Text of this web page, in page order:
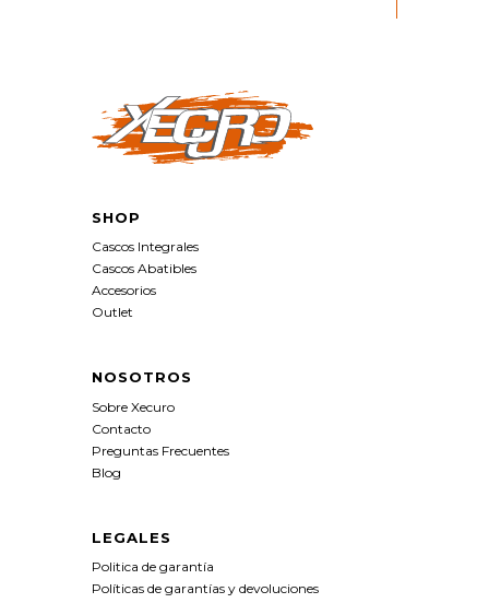
SHOP
Cascos Integrales
Cascos Abatibles
Accesorios
Outlet
NOSOTROS
Sobre Xecuro
Contacto
Preguntas Frecuentes
Blog
LEGALES
Politica de garantía
Políticas de garantías y devoluciones